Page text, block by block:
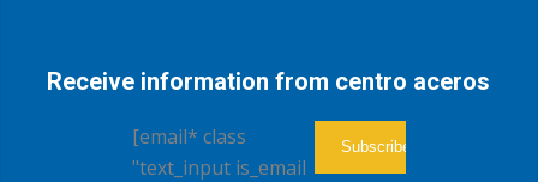
Receive information from centro aceros
[email* class
"text_input is_email